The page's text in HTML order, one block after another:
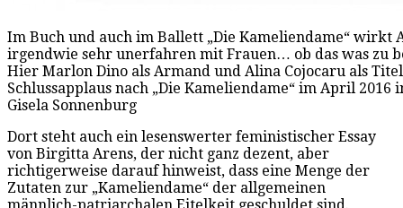
Im Buch und auch im Ballett „Die Kameliendame“ wirkt
irgendwie sehr unerfahren mit Frauen… ob das was zu
Hier Marlon Dino als Armand und Alina Cojocaru als
Schlussapplaus nach „Die Kameliendame“ im April 2016
Gisela Sonnenburg
Dort steht auch ein lesenswerter feministischer Essay
von Birgitta Arens, der nicht ganz dezent, aber
richtigerweise darauf hinweist, dass eine Menge der
Zutaten zur „Kameliendame“ der allgemeinen